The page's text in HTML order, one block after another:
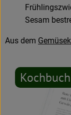
Sesam
Aus dem
Kochbuch